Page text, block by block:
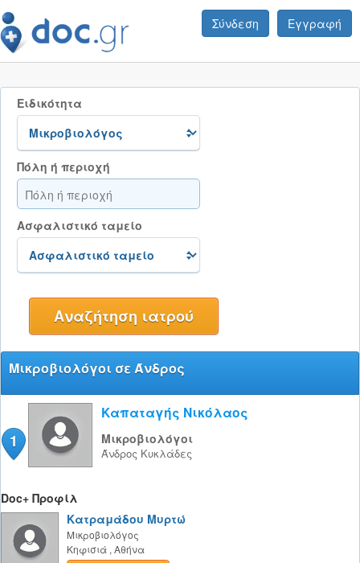
Σύνδεση Εγγραφή
Ειδικότητα
Πόλη ή περιοχή
Ασφαλιστικό ταμείο
Μικροβιολόγοι σε Άνδρος
1
Καπαταγής Νικόλαος
Μικροβιολόγοι
Άνδρος Κυκλάδες
Doc+ Προφίλ
Κατραμάδου Μυρτώ
Μικροβιολόγος
Κηφισιά , Αθήνα